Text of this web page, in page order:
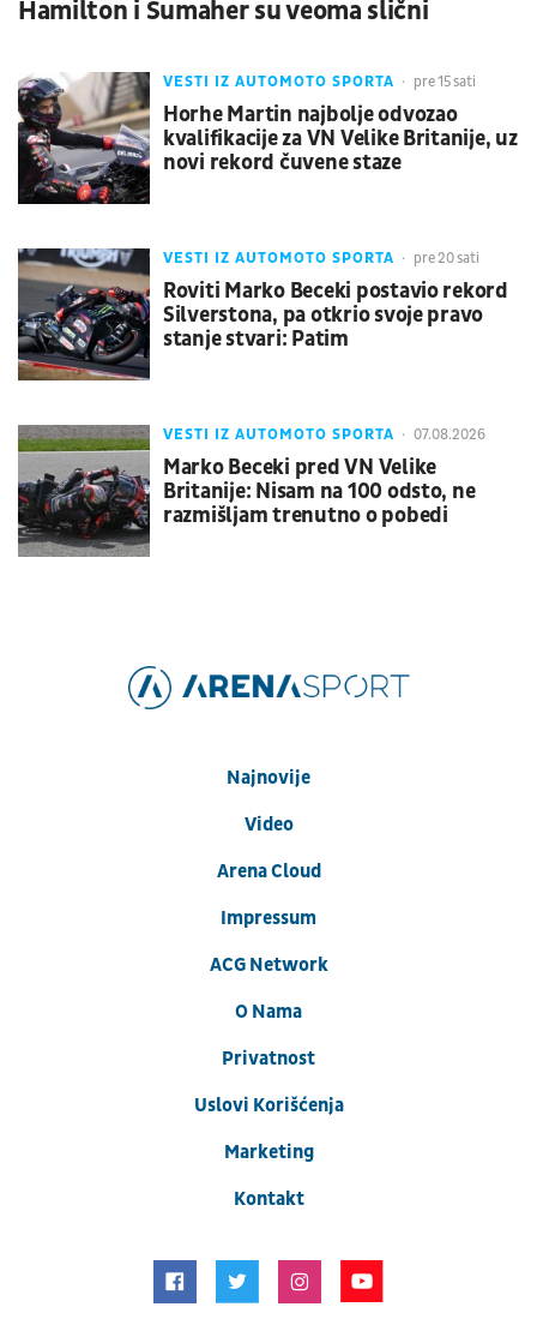
Hamilton i Šumaher su veoma slični
VESTI IZ AUTOMOTO SPORTA pre 15 sati
Horhe Martin najbolje odvozao
kvalifikacije za VN Velike Britanije, uz
novi rekord čuvene staze
VESTI IZ AUTOMOTO SPORTA pre 20 sati
Roviti Marko Beceki postavio rekord
Silverstona, pa otkrio svoje pravo
stanje stvari: Patim
VESTI IZ AUTOMOTO SPORTA 07.08.2026
Marko Beceki pred VN Velike
Britanije: Nisam na 100 odsto, ne
razmišljam trenutno o pobedi
Najnovije
Video
Arena Cloud
Impressum
ACG Network
O Nama
Privatnost
Uslovi Korišćenja
Marketing
Kontakt